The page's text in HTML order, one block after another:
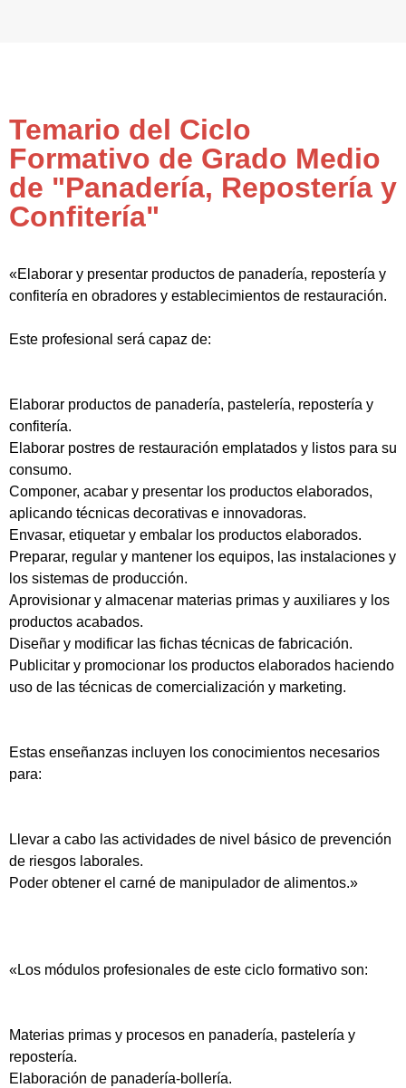
Temario del Ciclo
Formativo de Grado Medio
de "Panadería, Repostería y
Confitería"
«Elaborar y presentar productos de panadería, repostería y
confitería en obradores y establecimientos de restauración.
Este profesional será capaz de:
Elaborar productos de panadería, pastelería, repostería y
confitería.
Elaborar postres de restauración emplatados y listos para su
consumo.
Componer, acabar y presentar los productos elaborados,
aplicando técnicas decorativas e innovadoras.
Envasar, etiquetar y embalar los productos elaborados.
Preparar, regular y mantener los equipos, las instalaciones y
los sistemas de producción.
Aprovisionar y almacenar materias primas y auxiliares y los
productos acabados.
Diseñar y modificar las fichas técnicas de fabricación.
Publicitar y promocionar los productos elaborados haciendo
uso de las técnicas de comercialización y marketing.
Estas enseñanzas incluyen los conocimientos necesarios
para:
Llevar a cabo las actividades de nivel básico de prevención
de riesgos laborales.
Poder obtener el carné de manipulador de alimentos.»
«Los módulos profesionales de este ciclo formativo son:
Materias primas y procesos en panadería, pastelería y
repostería.
Elaboración de panadería-bollería.